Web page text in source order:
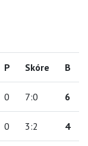
P Skóre B
0 7:0 6
0 3:2 4